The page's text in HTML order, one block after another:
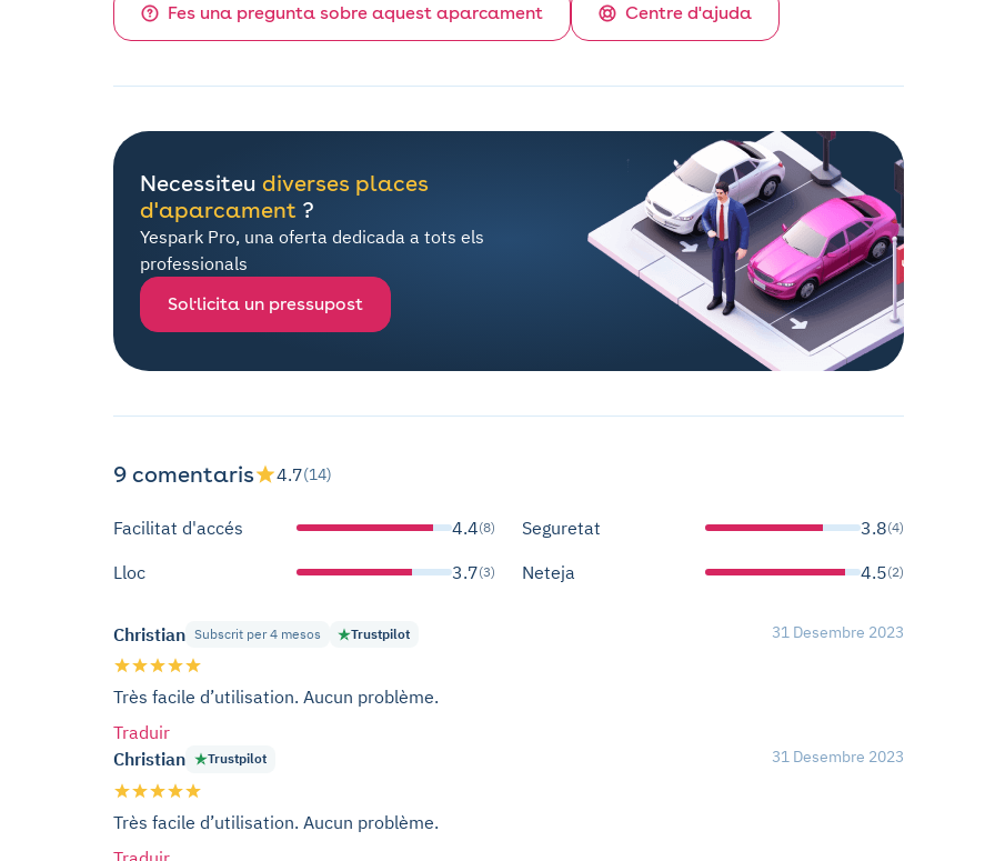
Fes una pregunta sobre aquest aparcament Centre d'ajuda
Necessiteu diverses places
d'aparcament ?
Yespark Pro, una oferta dedicada a tots els
professionals
Sol·licita un pressupost
9 comentaris 4.7(14)
Facilitat d'accés 4.4(8) Seguretat 3.8(4)
Lloc 3.7(3) Neteja 4.5(2)
Christian Subscrit per 4 mesos Trustpilot 31 Desembre 2023
Très facile d’utilisation. Aucun problème.
Traduir
Christian
Trustpilot 31 Desembre 2023
Très facile d’utilisation. Aucun problème.